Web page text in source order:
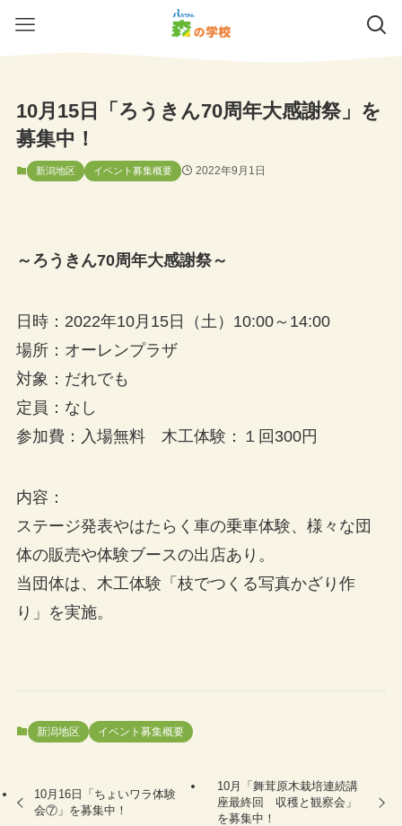
10月15日「ろうきん70周年大感謝祭」を
募集中！
新潟地区 イベント募集概要 2022年9月1日
～ろうきん70周年大感謝祭～
日時：2022年10月15日（土）10:00～14:00
場所：オーレンプラザ
対象：だれでも
定員：なし
参加費：入場無料 木工体験：１回300円
内容：
ステージ発表やはたらく車の乗車体験、様々な団
体の販売や体験ブースの出店あり。
当団体は、木工体験「枝でつくる写真かざり作
り」を実施。
新潟地区 イベント募集概要
10月16日「ちょいワラ体験
会⑦」を募集中！
10月「舞茸原木栽培連続講
座最終回 収穫と観察会」
を募集中！